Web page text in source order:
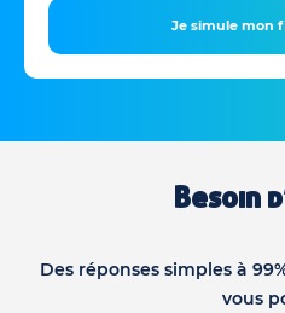
Je simule mon
Besoin
Des réponses simples à
vous